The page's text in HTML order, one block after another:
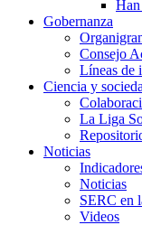
Gobernanza
Consejo
Líneas de
Ciencia y
La Liga
Noticias
Noticias
SERC en
Videos